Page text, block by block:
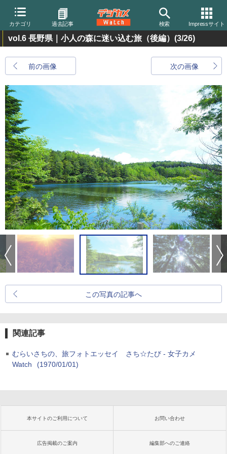
カテゴリ 過去記事 検索 Impressサイト
vol.6 長野県｜小人の森に迷い込む旅（後編） (3/26)
前の画像 次の画像
この写真の記事へ
関連記事
むらいさちの、旅フォトエッセイ さち☆たび - 女子カメ
Watch
(1970/01/01)
本サイトのご利用について お問い合わせ
広告掲載のご案内 編集部へのご連絡